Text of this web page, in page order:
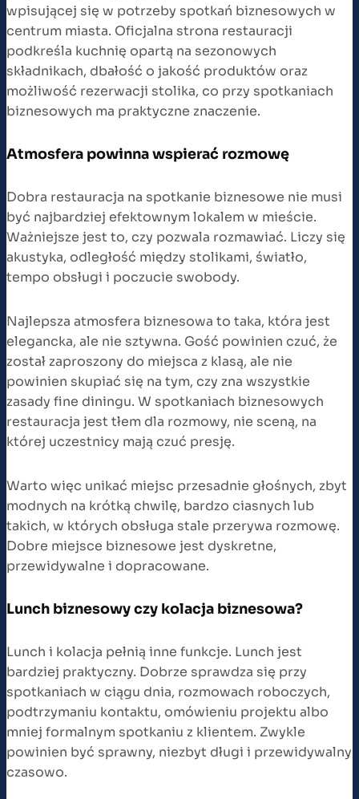
wpisującej się w potrzeby spotkań biznesowych w
centrum miasta. Oficjalna strona restauracji
podkreśla kuchnię opartą na sezonowych
składnikach, dbałość o jakość produktów oraz
możliwość rezerwacji stolika, co przy spotkaniach
biznesowych ma praktyczne znaczenie.
Atmosfera powinna wspierać rozmowę
Dobra restauracja na spotkanie biznesowe nie musi
być najbardziej efektownym lokalem w mieście.
Ważniejsze jest to, czy pozwala rozmawiać. Liczy się
akustyka, odległość między stolikami, światło,
tempo obsługi i poczucie swobody.
Najlepsza atmosfera biznesowa to taka, która jest
elegancka, ale nie sztywna. Gość powinien czuć, że
został zaproszony do miejsca z klasą, ale nie
powinien skupiać się na tym, czy zna wszystkie
zasady fine diningu. W spotkaniach biznesowych
restauracja jest tłem dla rozmowy, nie sceną, na
której uczestnicy mają czuć presję.
Warto więc unikać miejsc przesadnie głośnych, zbyt
modnych na krótką chwilę, bardzo ciasnych lub
takich, w których obsługa stale przerywa rozmowę.
Dobre miejsce biznesowe jest dyskretne,
przewidywalne i dopracowane.
Lunch biznesowy czy kolacja biznesowa?
Lunch i kolacja pełnią inne funkcje. Lunch jest
bardziej praktyczny. Dobrze sprawdza się przy
spotkaniach w ciągu dnia, rozmowach roboczych,
podtrzymaniu kontaktu, omówieniu projektu albo
mniej formalnym spotkaniu z klientem. Zwykle
powinien być sprawny, niezbyt długi i przewidywalny
czasowo.